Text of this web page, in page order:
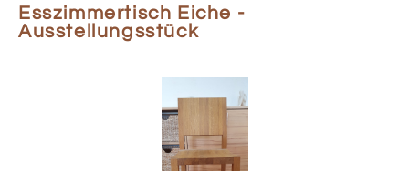
Esszimmertisch Eiche -
Ausstellungsstück